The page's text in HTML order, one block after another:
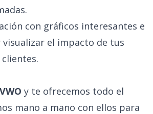
con gráficos interesantes e
el impacto de tus
y te ofrecemos todo el
mano a mano con ellos para